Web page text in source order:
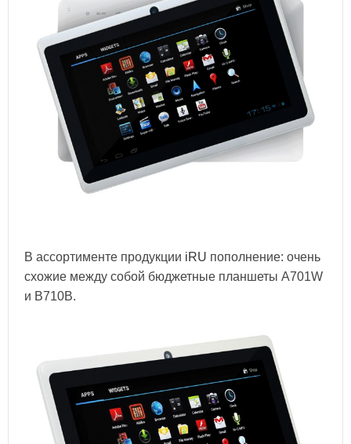
В ассортименте продукции iRU пополнение: очень
схожие между собой бюджетные планшеты A701W
и B710B.